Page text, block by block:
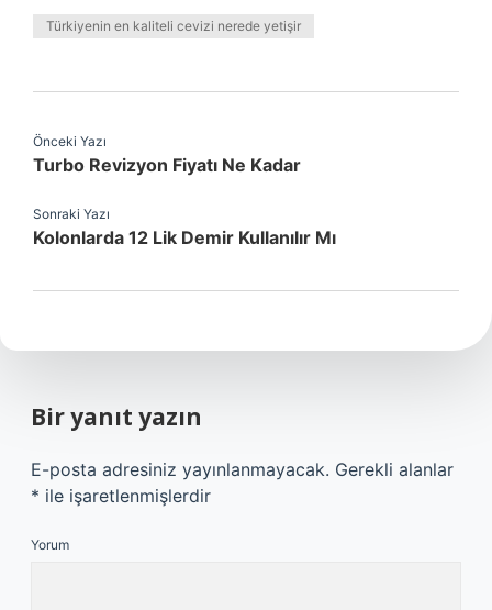
Türkiyenin en kaliteli cevizi nerede yetişir
Önceki Yazı
Turbo Revizyon Fiyatı Ne Kadar
Sonraki Yazı
Kolonlarda 12 Lik Demir Kullanılır Mı
Bir yanıt yazın
E-posta adresiniz yayınlanmayacak. Gerekli alanlar
* ile işaretlenmişlerdir
Yorum